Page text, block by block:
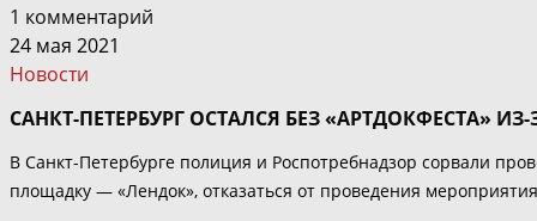
1 комментарий
24 мая 2021
Новости
САНКТ-ПЕТЕРБУРГ ОСТАЛСЯ БЕЗ «АРТДОКФЕСТА»
В Санкт-Петербурге полиция и Роспотребнадзор сорвали
площадку ― «Лендок», отказаться от проведения